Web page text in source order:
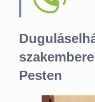
Pesten